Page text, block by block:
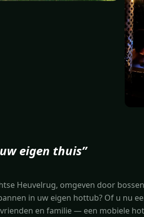
eigen thuis”
Heuvelrug, omgeven door
in uw eigen hottub? Of u nu
en familie — een mobiele